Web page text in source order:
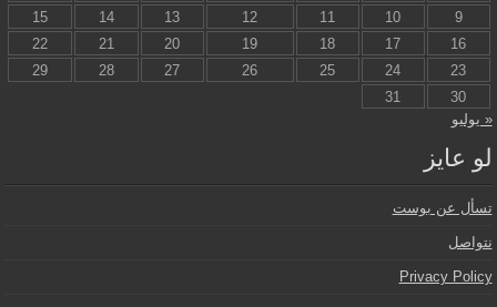
9
10
11
12
13
14
15
16
17
18
19
20
21
22
23
24
25
26
27
28
29
30
31
« يوليو
لو عايز
تسأل عن بوست
نتواصل
Privacy Policy